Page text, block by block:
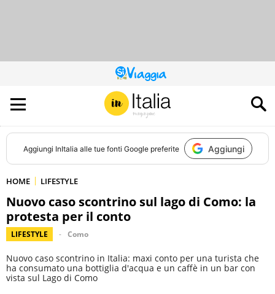
QUESTO
SITO
CONTRIBUISCE
ALL’AUDIENCE
DI
Aggiungi InItalia alle tue fonti Google preferite Aggiungi
HOME LIFESTYLE
Nuovo caso scontrino sul lago di Como: la
protesta per il conto
LIFESTYLE Como
Nuovo caso scontrino in Italia: maxi conto per una turista che
ha consumato una bottiglia d'acqua e un caffè in un bar con
vista sul Lago di Como